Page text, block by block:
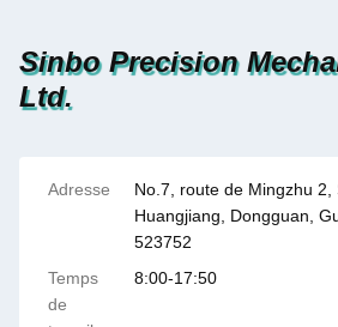
Sinbo Precision
Ltd.
Adresse
No.7, route de Mingzhu 2,
Huangjiang, Dongguan,
523752
Temps
de
8:00-17:50